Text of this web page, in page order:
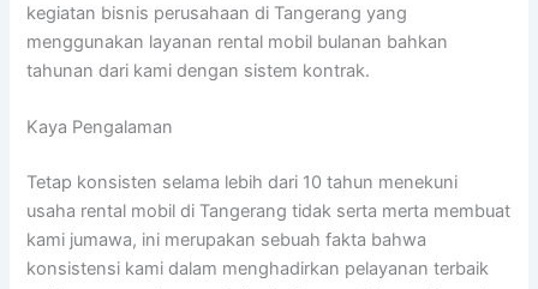
kegiatan bisnis perusahaan di Tangerang yang
menggunakan layanan rental mobil bulanan bahkan
tahunan dari kami dengan sistem kontrak.
Kaya Pengalaman
Tetap konsisten selama lebih dari 10 tahun menekuni
usaha rental mobil di Tangerang tidak serta merta membuat
kami jumawa, ini merupakan sebuah fakta bahwa
konsistensi kami dalam menghadirkan pelayanan terbaik